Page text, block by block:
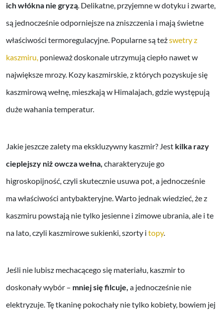
ich włókna nie gryzą. Delikatne, przyjemne w dotyku i zwarte,
są jednocześnie odporniejsze na zniszczenia i mają świetne
właściwości termoregulacyjne. Popularne są teżswetry z
kaszmiru, ponieważ doskonale utrzymują ciepło nawet w
największe mrozy. Kozy kaszmirskie, z których pozyskuje się
kaszmirową wełnę, mieszkają w Himalajach, gdzie występują
duże wahania temperatur.
Jakie jeszcze zalety ma ekskluzywny kaszmir? Jest kilka razy
cieplejszy niż owcza wełna, charakteryzuje go
higroskopijność, czyli skutecznie usuwa pot, a jednocześnie
ma właściwości antybakteryjne. Warto jednak wiedzieć, że z
kaszmiru powstają nie tylko jesienne i zimowe ubrania, ale i te
na lato, czyli kaszmirowe sukienki, szorty i topy.
Jeśli nie lubisz mechacącego się materiału, kaszmir to
doskonały wybór – mniej się filcuje, a jednocześnie nie
elektryzuje. Tę tkaninę pokochały nie tylko kobiety, bowiem jej